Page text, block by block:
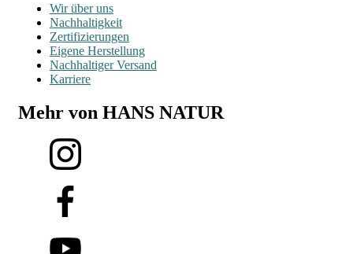
Wir über uns
Nachhaltigkeit
Zertifizierungen
Eigene Herstellung
Nachhaltiger Versand
Karriere
Mehr von HANS NATUR